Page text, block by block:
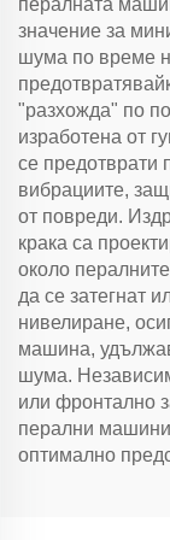
пералната
значение за
шума по време
"разхожда" по
изработена от
се предотврати
вибрациите,
от повреди.
крака са
около
да се затегнат
нивелиране,
машина,
шума.
или фронтално
перални машини
оптимално